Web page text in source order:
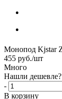
Монопод Kjstar
455 руб./шт
Много
Нашли дешевле?
-
В корзину